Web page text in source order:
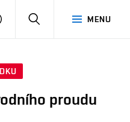
MENU
PŘIHLÁSIT
proudu